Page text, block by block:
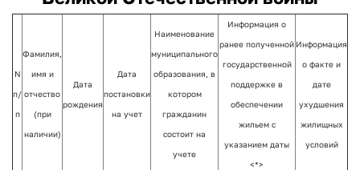
N
п/
п
Фамилия,
имя и
отчество
(при
наличии)
Дата
рождения
Дата
постановки
на учет
Наименование
муниципального
образования, в
котором
гражданин
состоит на
учете
Информация о
ранее полученной
государственной
поддержке в
обеспечении
жильем с
указанием даты
<*>
Информация
о факте и
дате
ухудшения
жилищных
условий